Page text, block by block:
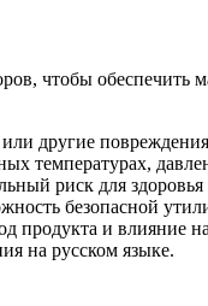
чтобы обеспечить
другие
температурах,
риск для здоровья
безопасной
продукта и влияние
на русском языке.